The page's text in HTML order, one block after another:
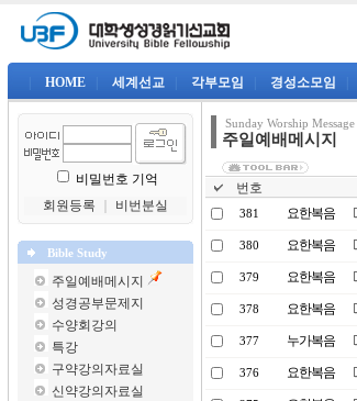
HOME 세계선교 각부모임 경성소모임
비밀번호 기억
회원등록
비번분실
Bible Study
주일예배메시지
성경공부문제지
수양회강의
특강
구약강의자료실
신약강의자료실
Sunday Worship Message
주일예배메시지
번호
381 요한복음
380 요한복음
379 요한복음
378 요한복음
377 누가복음
376 요한복음